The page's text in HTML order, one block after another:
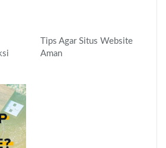
Tips Agar Situs Website
Aman